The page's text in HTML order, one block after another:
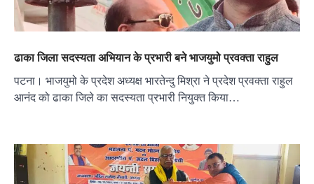
ढाका जिला सदस्यता अभियान के प्रभारी बने भाजयुमो प्रवक्ता राहुल
पटना। भाजयुमो के प्रदेश अध्यक्ष भारतेन्दु मिश्रा ने प्रदेश प्रवक्ता राहुल
आनंद को ढाका जिले का सदस्यता प्रभारी नियुक्त किया…